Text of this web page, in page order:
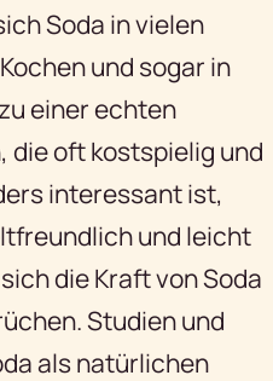
Soda in vielen
und sogar in
einer echten
die oft kostspielig und
interessant ist,
und leicht
die Kraft von Soda
Studien und
als natürlichen